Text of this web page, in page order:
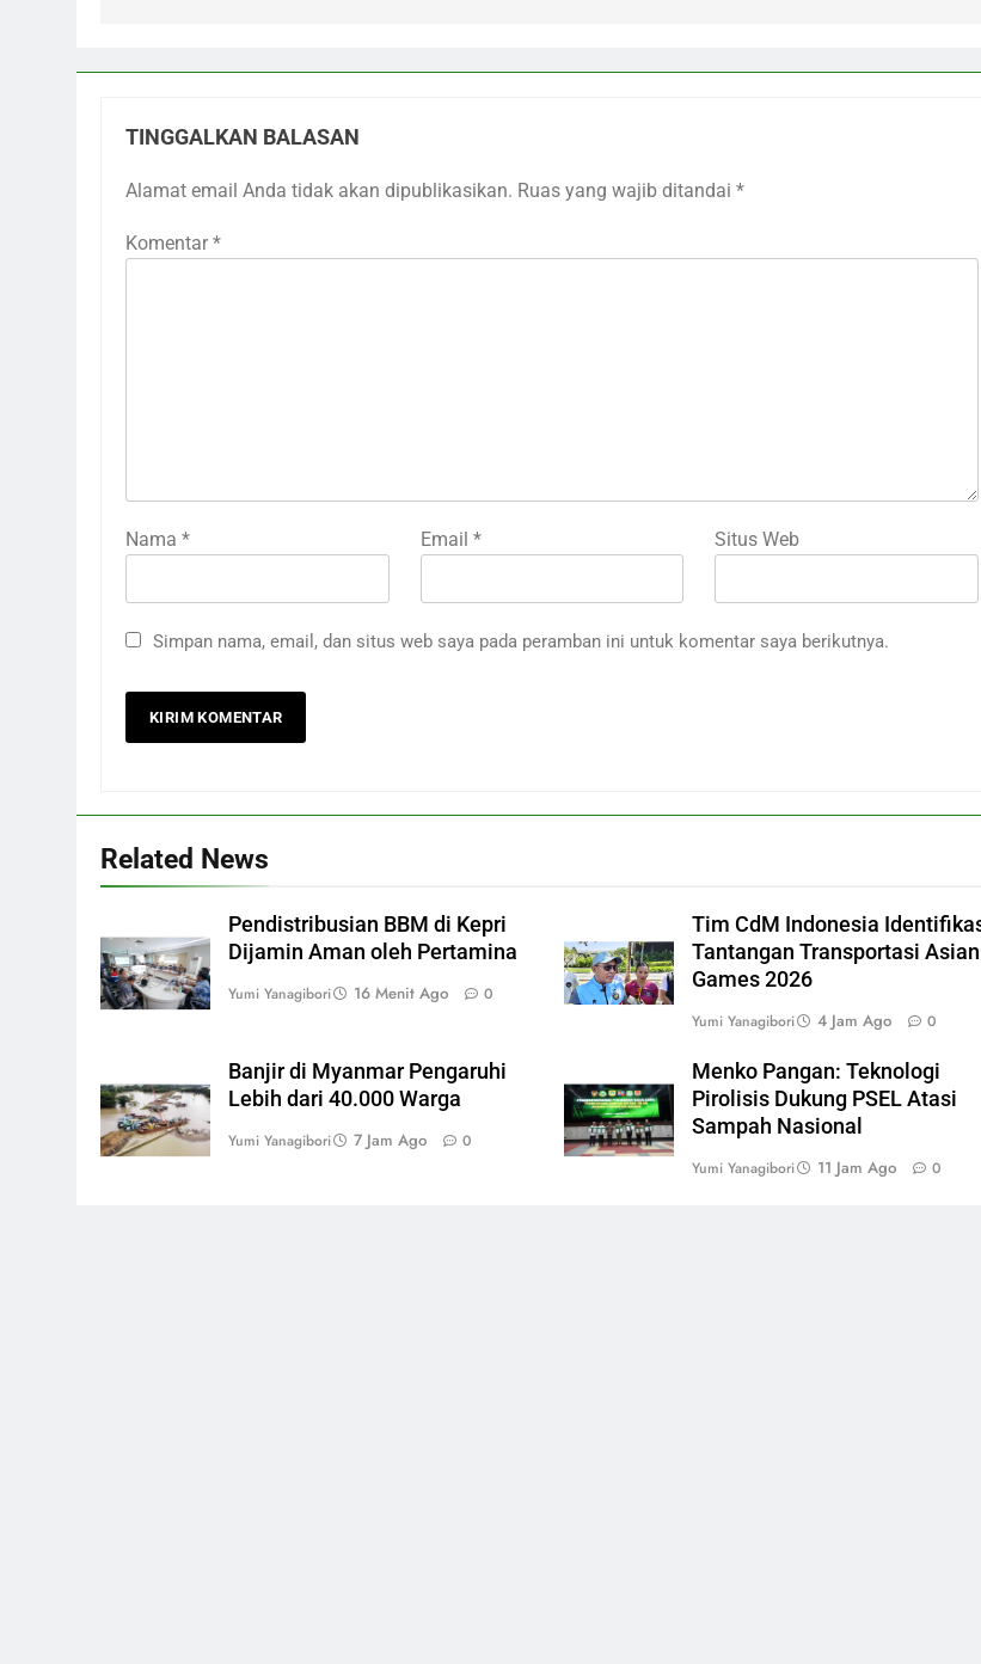
TINGGALKAN BALASAN
Alamat email Anda tidak akan dipublikasikan. Ruas yang wajib ditandai *
Komentar *
Nama * Email * Situs Web
Simpan nama, email, dan situs web saya pada peramban ini untuk komentar saya berikutnya.
Related News
Pendistribusian BBM di Kepri
Dijamin Aman oleh Pertamina
Yumi Yanagibori 16 Menit Ago 0
Tim CdM Indonesia
Tantangan Transportasi Asian
Games 2026
Yumi Yanagibori 4 Jam Ago 0
Banjir di Myanmar Pengaruhi
Lebih dari 40.000 Warga
Yumi Yanagibori 7 Jam Ago 0
Menko Pangan: Teknologi
Pirolisis Dukung PSEL Atasi
Sampah Nasional
Yumi Yanagibori 11 Jam Ago 0